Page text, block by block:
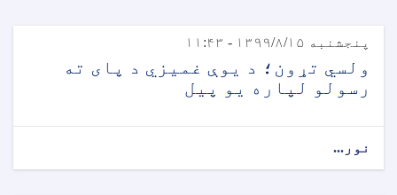
پنجشنبه ۱۳۹۹/۸/۱۵ - ۱۱:۴۳
ولسي تړون؛ د یوې غمیزي د پای ته
رسولو لپاره یو پیل
نور...